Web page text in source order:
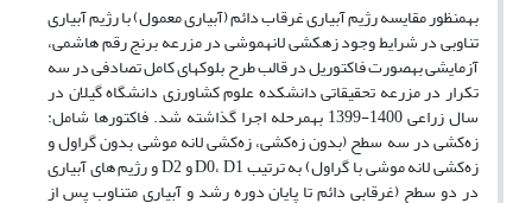
به‎منظور مقایسه رژیم آبیاری غرقاب دائم (آبیاری معمول) با رژیم آبیاری
تناوبی در شرایط وجود زه‎کشی لانه‎موشی در مزرعه برنج رقم هاشمی،
آزمایشی به‎صورت فاکتوریل در قالب طرح بلوک‎های کامل تصادفی در سه
تکرار در مزرعه تحقیقاتی دانشکده علوم کشاورزی دانشگاه گیلان در
سال زراعی 1400-1399 به‎مرحله اجرا گذاشته شد. فاکتورها شامل:
زه‌کشی در سه سطح (بدون زه‌کشی، زه‌کشی لانه موشی بدون گراول و
زه‌کشی لانه موشی با گراول) به ترتیب D0، D1 و D2 و رژیم های آبیاری
در دو سطح (غرقابی دائم تا پایان دوره رشد و آبیاری متناوب پس از